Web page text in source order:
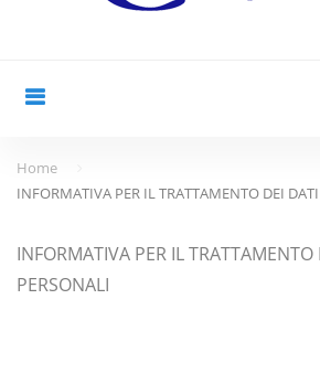
Home
INFORMATIVA PER IL TRATTAMENTO DEI
INFORMATIVA
PER
INFORMATIVA PER IL TRATTAMENTO
PERSONALI